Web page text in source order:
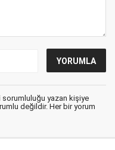
sorumluluğu yazan kişiye
değildir. Her bir yorum